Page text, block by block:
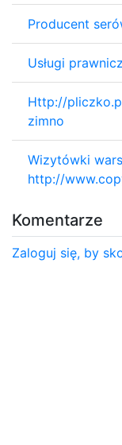
Producent
Usługi
Http://
zimno
Wizytówki
http://
Komentarze
Zaloguj się, by